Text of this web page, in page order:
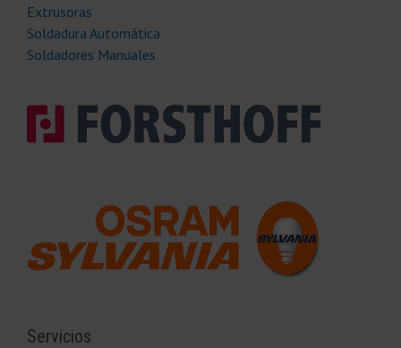
Extrusoras
Soldadura Automática
Soldadores Manuales
Servicios